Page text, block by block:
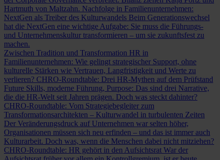
Hartmuth von Maltzahn. Nachfolge in Familienunternehmen:
NextGen als Treiber des Kulturwandels Beim Generationswechsel
hat die NextGen eine wichtige Aufgabe: Sie muss die Führungs-
und Unternehmenskultur transformieren – um sie zukunftsfest zu
machen.
Zwischen Tradition und Transformation HR in
Familienunternehmen: Wie gelingt strategischer Support, ohne
kulturelle Stärken wie Vertrauen, Langfristigkeit und Werte zu
verlieren? CHRO-Roundtable: Drei HR-Mythen auf dem Prüfstand
Future Skills, moderne Führung, Purpose: Das sind drei Narrative,
die die HR-Welt seit Jahren prägen. Doch was steckt dahinter?
CHRO-Roundtable: Vom Strategiebegleiter zum
Transformationsarchitekten – Kulturwandel in turbulenten Zeiten
Der Veränderungsdruck auf Unternehmen war selten höher,
Organisationen müssen sich neu erfinden – und das ist immer auch
Kulturarbeit. Doch was, wenn die Menschen dabei nicht mitziehen?
CHRO-Roundtable: HR gehört in den Aufsichtsrat War der